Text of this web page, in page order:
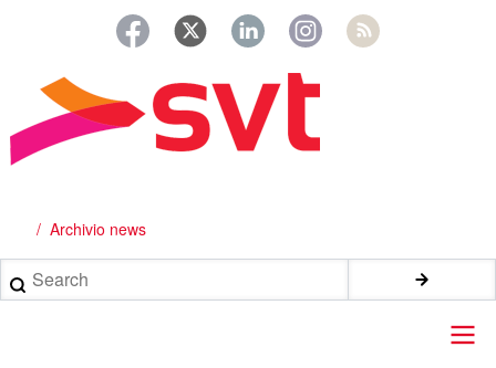
principale
Briciole
di
pane
Archivio news
Search